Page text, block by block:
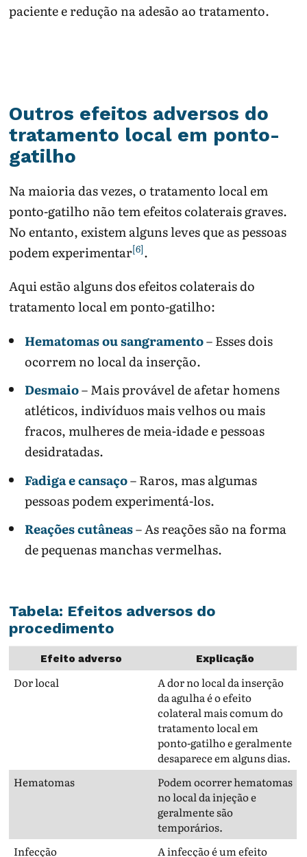
paciente e redução na adesão ao tratamento.
Outros efeitos adversos do
tratamento local em ponto-
gatilho
Na maioria das vezes, o tratamento local em
ponto-gatilho não tem efeitos colaterais graves.
No entanto, existem alguns leves que as pessoas
podem experimentar[6].
Aqui estão alguns dos efeitos colaterais do
tratamento local em ponto-gatilho:
Hematomas ou sangramento– Esses dois
ocorrem no local da inserção.
Desmaio– Mais provável de afetar homens
atléticos, indivíduos mais velhos ou mais
fracos, mulheres de meia-idade e pessoas
desidratadas.
Fadiga e cansaço– Raros, mas algumas
pessoas podem experimentá-los.
Reações cutâneas– As reações são na forma
de pequenas manchas vermelhas.
Tabela: Efeitos adversos do
procedimento
Efeito adverso Explicação
Dor local
A dor no local da inserção
da agulha é o efeito
colateral mais comum do
tratamento local em
ponto-gatilho e geralmente
desaparece em alguns dias.
Hematomas
Podem ocorrer hematomas
no local da injeção e
geralmente são
temporários.
Infecção
A infecção é um efeito